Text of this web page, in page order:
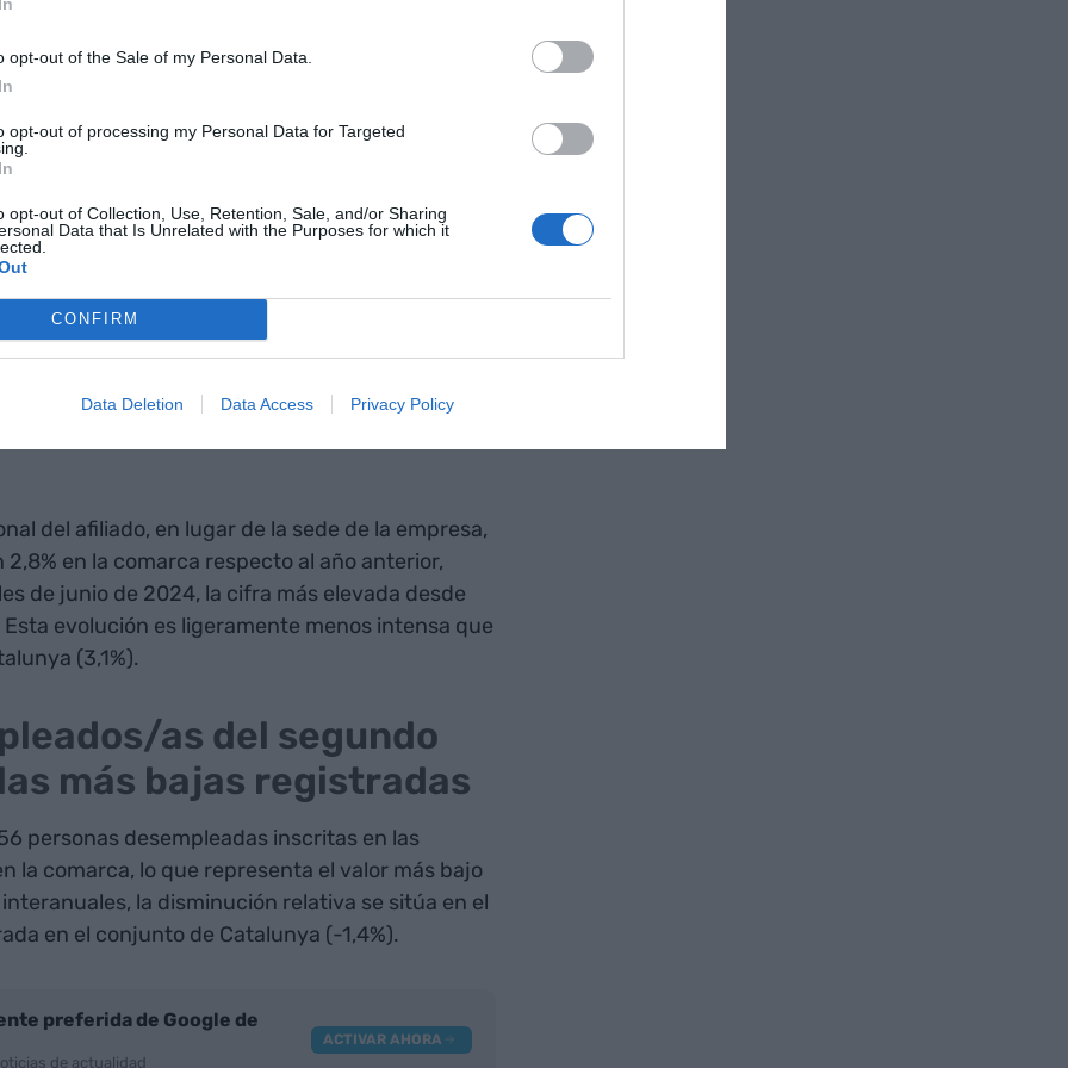
opt-out of the Sale of my Personal Data.
opt-out of processing my Personal Data for Targeted
opt-out of Collection, Use, Retention, Sale, and/or Sharing
Data that Is Unrelated with the Purposes for which it
CONFIRM
Data Deletion Data Access Privacy Policy
nuevas afiliaciones a
(afiliaciones a la Seguridad Social según sede
y en el régimen especial de trabajadores/as
mostrando un gran dinamismo en el segundo
al 30 de junio de 2024 respecto al año
la cifra más elevada desde septiembre
es menos intenso que el registrado en el
según residencia
del afiliado, en lugar de la sede de la empresa,
en la comarca respecto al año anterior,
de junio de 2024, la cifra más elevada desde
evolución es ligeramente menos intensa que
(3,1%).
as del segundo
más bajas registradas
personas desempleadas inscritas en las
la comarca, lo que representa el valor más bajo
la disminución relativa se sitúa en el
en el conjunto de Catalunya (-1,4%).
preferida de Google de
de actualidad
ACTIVAR AHORA